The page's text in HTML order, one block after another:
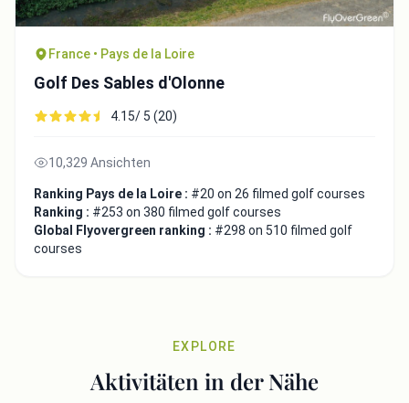
France • Pays de la Loire
Golf Des Sables d'Olonne
4.15/ 5 (20)
10,329 Ansichten
Ranking Pays de la Loire : #20 on 26 filmed golf courses
Ranking : #253 on 380 filmed golf courses
Global Flyovergreen ranking : #298 on 510 filmed golf
courses
EXPLORE
Aktivitäten in der Nähe